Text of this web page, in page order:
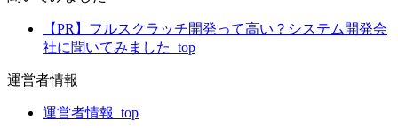
【PR】フルスクラッチ開発って高い？システム開発会
社に聞いてみました_top
運営者情報
運営者情報_top